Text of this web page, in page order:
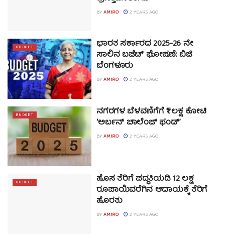
BYAMIRO 2 YEARS AGO
BUDGET ಭಾರತ ಸರ್ಕಾರದ 2025-26 ನೇ
ಸಾಲಿನ ಬಜೆಟ್ ಘೋಷಣೆ: ಬಿಜಿ
ಬೆಂಗಳೂರು
BYAMIRO 2 YEARS AGO
BUDGET ನಗರಗಳ ಬೆಳವಣಿಗೆಗೆ ₹1 ಲಕ್ಷ ಕೋಟಿ
‘ಅರ್ಬನ್ ಚಾಲೆಂಜ್ ಫಂಡ್’
BYAMIRO 2 YEARS AGO
BUDGET ಹೊಸ ತೆರಿಗೆ ಪದ್ಧತಿಯಡಿ 12 ಲಕ್ಷ
ರೂಪಾಯಿವರೆಗಿನ ಆದಾಯಕ್ಕೆ ತೆರಿಗೆ
ಹೊರತು
BYAMIRO 2 YEARS AGO